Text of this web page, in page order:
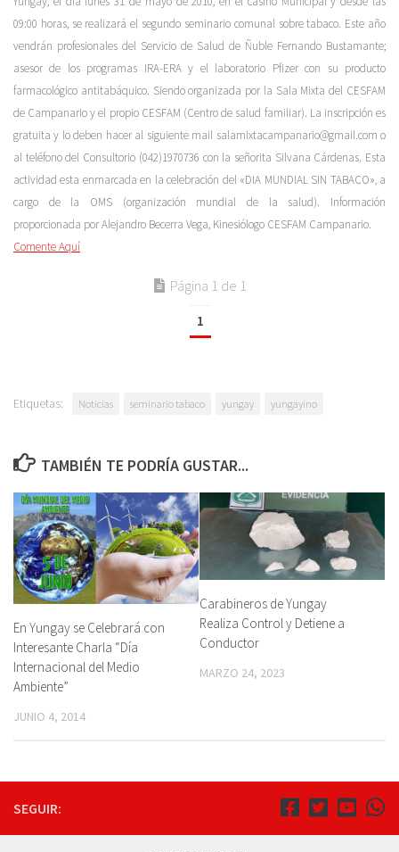
09:00 horas, se realizará el segundo seminario comunal sobre tabaco. Este año
vendrán profesionales del Servicio de Salud de Ñuble Fernando Bustamante;
asesor de los programas IRA-ERA y el laboratorio Pfizer con su producto
farmacológico antitabáquico. Siendo organizada por la Sala Mixta del CESFAM
de Campanario y el propio CESFAM (Centro de salud familiar). La inscripción es
gratuita y lo deben hacer al siguiente mail salamixtacampanario@gmail.com o
al teléfono del Consultorio (042)1970736 con la señorita Silvana Cárdenas. Esta
actividad esta enmarcada en la celebración del «DIA MUNDIAL SIN TABACO», a
cargo de la OMS (organización mundial de la salud). Información
proporcionada por Alejandro Becerra Vega, Kinesiólogo CESFAM Campanario.
Comente Aquí
Página 1 de 1
1
Etiquetas: Noticias seminario tabaco yungay yungayino
TAMBIÉN TE PODRÍA GUSTAR...
En Yungay se Celebrará con
Interesante Charla “Día
Internacional del Medio
Ambiente”
JUNIO 4, 2014
Carabineros de Yungay
Realiza Control y Detiene a
Conductor
MARZO 24, 2023
SEGUIR: